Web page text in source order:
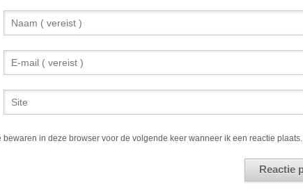
bewaren in deze browser voor de volgende keer wanneer ik een reactie plaats.